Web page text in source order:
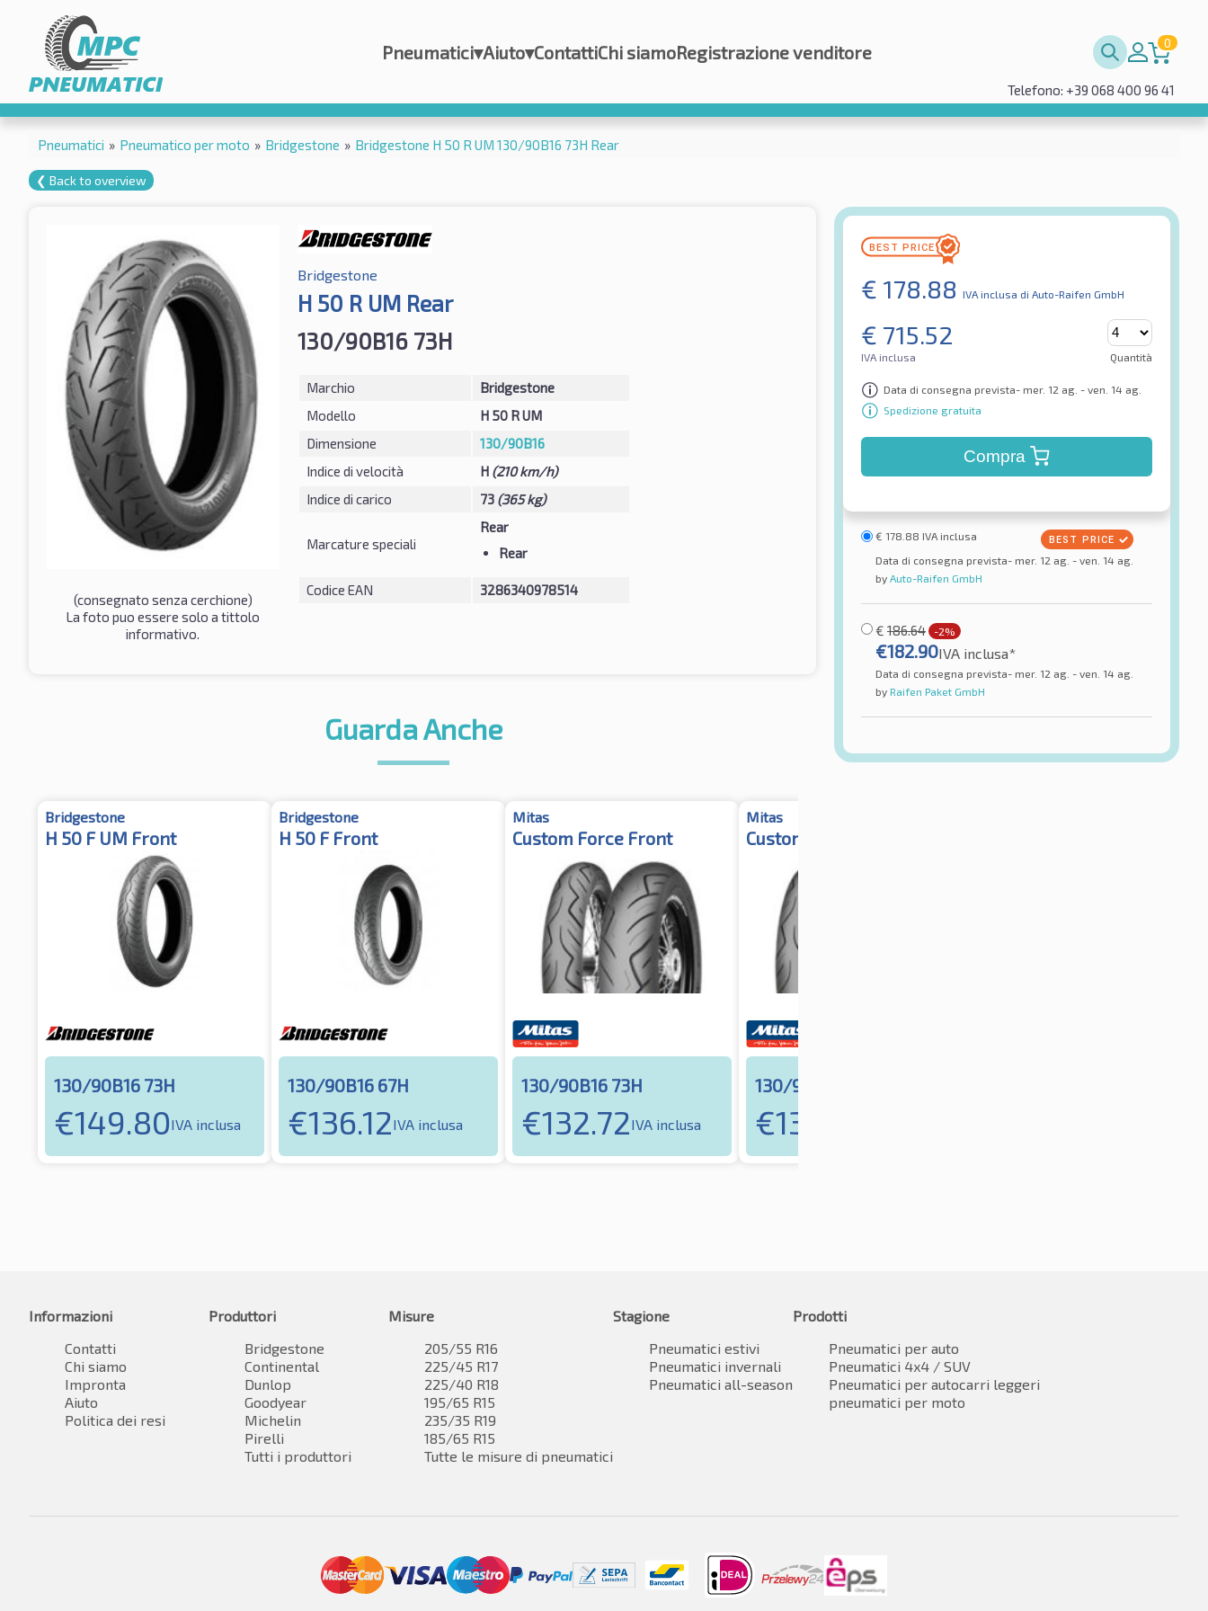
Pneumatici▾Aiuto▾ContattiChi siamoRegistrazione venditore 0
Telefono: +39 068 400 96 41
Pneumatici » Pneumatico per moto » Bridgestone » Bridgestone H 50 R UM 130/90B16 73H Rear
❮ Back to overview
(consegnato senza cerchione)
La foto puo essere solo a tittolo
informativo.
Bridgestone
H 50 R UM Rear
130/90B16 73H
Marchio
Bridgestone
Modello
H 50 R UM
Dimensione
130/90B16
Indice di velocità
H (210 km/h)
Indice di carico
73 (365 kg)
Marcature speciali
Rear
Rear
Codice EAN 3286340978514
€ 178.88 IVA inclusa di Auto-Raifen GmbH
€ 715.52
IVA inclusa Quantità
Data di consegna prevista- mer. 12 ag. - ven. 14 ag.
Spedizione gratuita
Compra
€ 178.88 IVA inclusa
Data di consegna prevista- mer. 12 ag. - ven. 14 ag.
by Auto-Raifen GmbH
€ 186.64 -2%
€182.90IVA inclusa*
Data di consegna prevista- mer. 12 ag. - ven. 14 ag.
by Raifen Paket GmbH
Guarda Anche
Bridgestone
H 50 F UM Front
130/90B16 73H
€149.80IVA inclusa
Bridgestone
H 50 F Front
130/90B16 67H
€136.12IVA inclusa
Mitas
Custom Force Front
130/90B16 73H
€132.72IVA inclusa
Mitas
Custom Force Rear
130/90B16 73H
€136.46
Informazioni
Contatti
Chi siamo
Impronta
Aiuto
Politica dei resi
Produttori
Bridgestone
Continental
Dunlop
Goodyear
Michelin
Pirelli
Tutti i produttori
Misure
205/55 R16
225/45 R17
225/40 R18
195/65 R15
235/35 R19
185/65 R15
Tutte le misure di pneumatici
Stagione
Pneumatici estivi
Pneumatici invernali
Pneumatici all-season
Prodotti
Pneumatici per auto
Pneumatici 4x4 / SUV
Pneumatici per autocarri leggeri
pneumatici per moto